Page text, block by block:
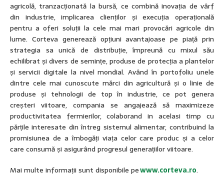
agricolă, tranzacționată la bursă, ce combină inovația de vârf
din industrie, implicarea clienților și execuția operațională
pentru a oferi soluții la cele mai mari provocări agricole din
lume. Corteva generează opțiuni avantajoase pe piață prin
strategia sa unică de distribuție, împreună cu mixul său
echilibrat și divers de semințe, produse de protecția a plantelor
și servicii digitale la nivel mondial. Având în portofoliu unele
dintre cele mai cunoscute mărci din agricultură și o linie de
produse și tehnologii de top în industrie, ce pot genera
creșteri viitoare, compania se angajează să maximizeze
productivitatea fermierilor, colaborand in acelasi timp cu
părțile interesate din întreg sistemul alimentar, contribuind la
promisiunea de a îmbogăți viața celor care produc și a celor
care consumă și asigurând progresul generațiilor viitoare.
Mai multe informații sunt disponibile pewww.corteva.ro.